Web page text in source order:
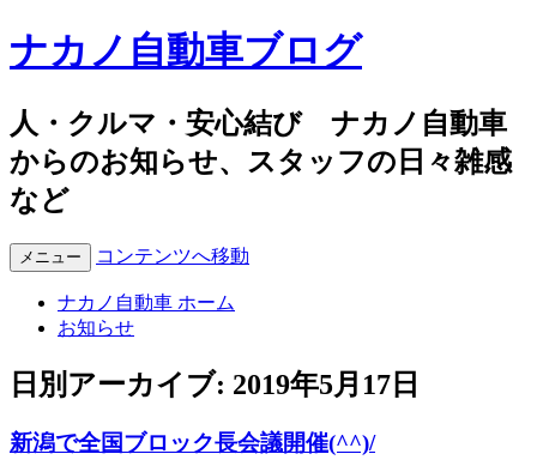
ナカノ自動車ブログ
人・クルマ・安心結び ナカノ自動車
からのお知らせ、スタッフの日々雑感
など
メニュー コンテンツへ移動
ナカノ自動車 ホーム
お知らせ
日別アーカイブ: 2019年5月17日
新潟で全国ブロック長会議開催(^^)/